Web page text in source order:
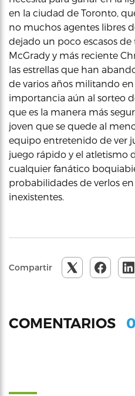
en la ciudad de Toronto,
no muchos agentes libres
dejado un poco escasos de
McGrady y más reciente
las estrellas que han
de varios años militando en
importancia aún al sorteo
que es la manera más
joven que se quede al
equipo entretenido de ver
juego rápido y el atletismo
cualquier fanático
probabilidades de verlos
inexistentes.
Compartir
COMENTARIOS 0